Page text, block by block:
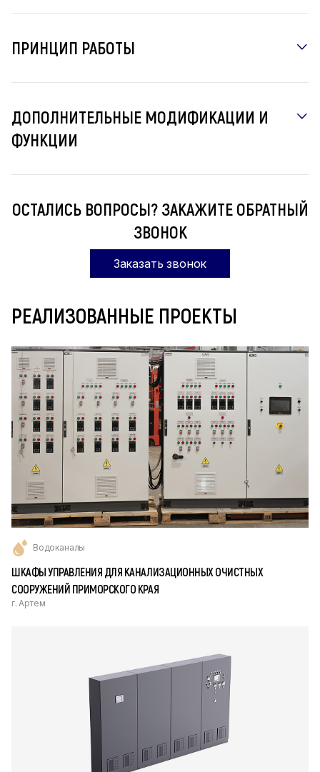
ПРИНЦИП РАБОТЫ
ДОПОЛНИТЕЛЬНЫЕ МОДИФИКАЦИИ И
ФУНКЦИИ
ОСТАЛИСЬ ВОПРОСЫ? ЗАКАЖИТЕ ОБРАТНЫЙ
ЗВОНОК
Заказать звонок
РЕАЛИЗОВАННЫЕ ПРОЕКТЫ
Водоканалы
ШКАФЫ УПРАВЛЕНИЯ ДЛЯ КАНАЛИЗАЦИОННЫХ ОЧИСТНЫХ
СООРУЖЕНИЙ ПРИМОРСКОГО КРАЯ
г. Артем